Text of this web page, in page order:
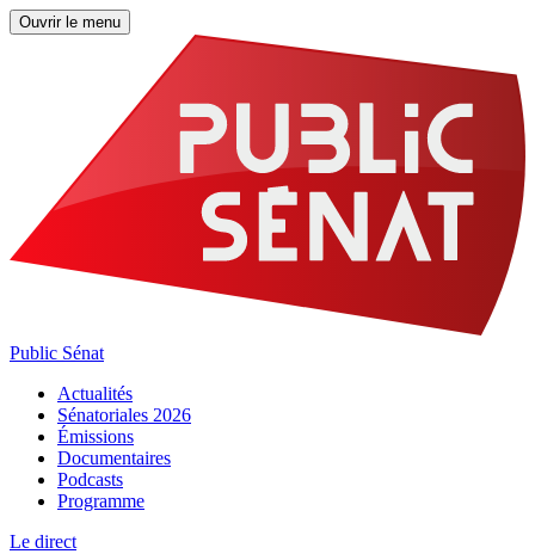
Ouvrir le menu
Public Sénat
Actualités
Sénatoriales 2026
Émissions
Documentaires
Podcasts
Programme
Le direct